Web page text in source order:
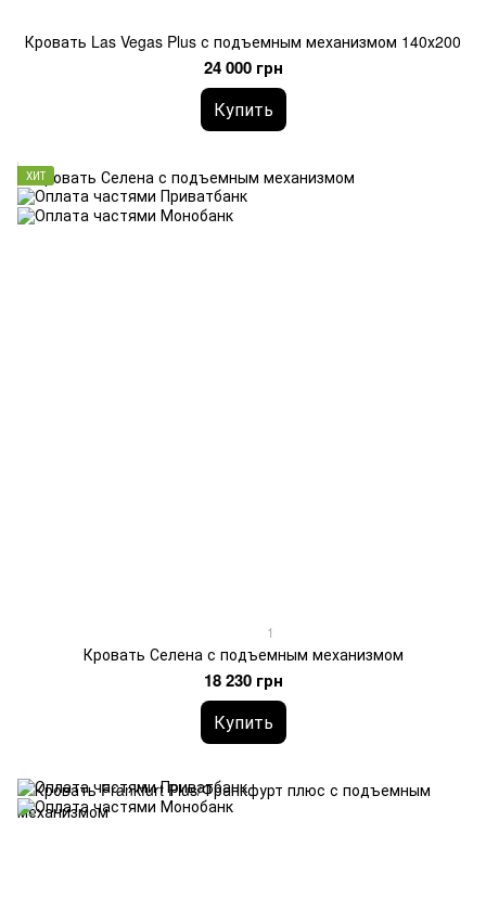
Кровать Las Vegas Plus с подъемным механизмом 140х200
24 000 грн
Купить
ХИТ
1
Кровать Селена с подъемным механизмом
18 230 грн
Купить